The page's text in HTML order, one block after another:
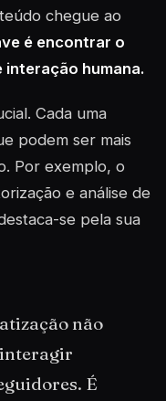
chegue ao
é encontrar o
humana.
Cada uma
podem ser mais
Por exemplo, o
e análise de
se pela sua
não
É